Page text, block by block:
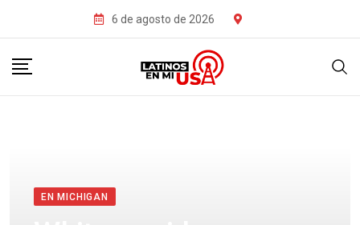
6 de agosto de 2026
EN MICHIGAN